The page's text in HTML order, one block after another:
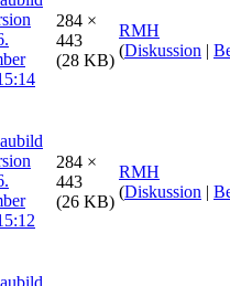
284 ×
443
(28 KB)
RMH
(Diskussion |
284 ×
443
(26 KB)
RMH
(Diskussion |